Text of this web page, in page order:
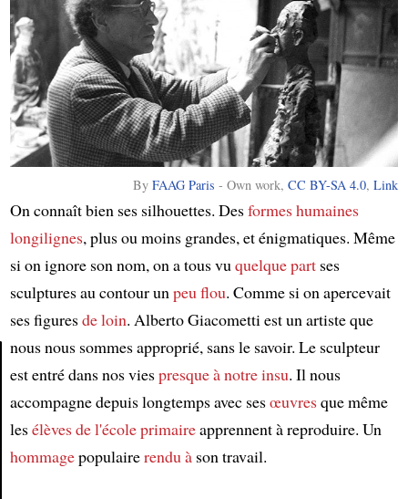
ByFAAG Paris -Own work,CC BY-SA 4.0,Link
On connaît bien ses silhouettes. Desformes humaines
longilignes, plus ou moins grandes, et énigmatiques. Même
si on ignore son nom, on a tous vuquelque partses
sculptures au contour unpeu flou. Comme si on apercevait
ses figuresde loin. Alberto Giacometti est un artiste que
nous nous sommes approprié, sans le savoir. Le sculpteur
est entré dans nos viespresque à notre insu. Il nous
accompagne depuis longtemps avec sesœuvresque même
lesélèves de l'école primaireapprennent à reproduire. Un
hommagepopulairerendu àson travail.